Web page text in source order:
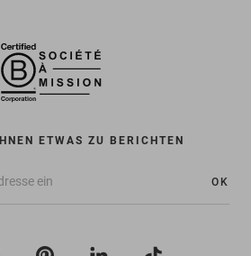
ETWAS ZU BERICHTEN
OK